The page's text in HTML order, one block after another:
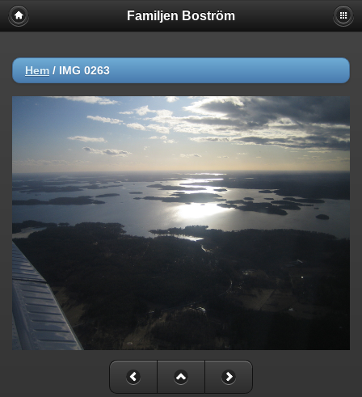
Familjen Boström
Hem / IMG 0263